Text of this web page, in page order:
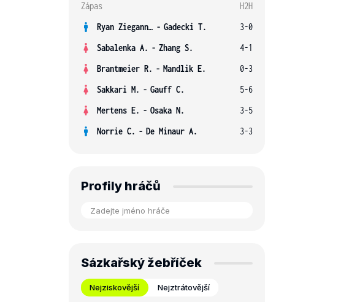
Zápas
H2H
Ryan Ziegann S. - Gadecki T.
3-0
Sabalenka A. - Zhang S.
4-1
Brantmeier R. - Mandlik E.
0-3
Sakkari M. - Gauff C.
5-6
Mertens E. - Osaka N.
3-5
Norrie C. - De Minaur A. 3-3
Profily hráčů
Sázkařský žebříček
Nejziskovější Nejztrátovější